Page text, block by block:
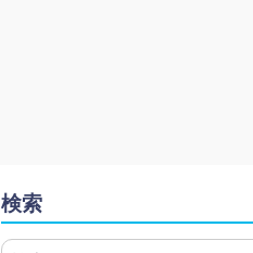
検索